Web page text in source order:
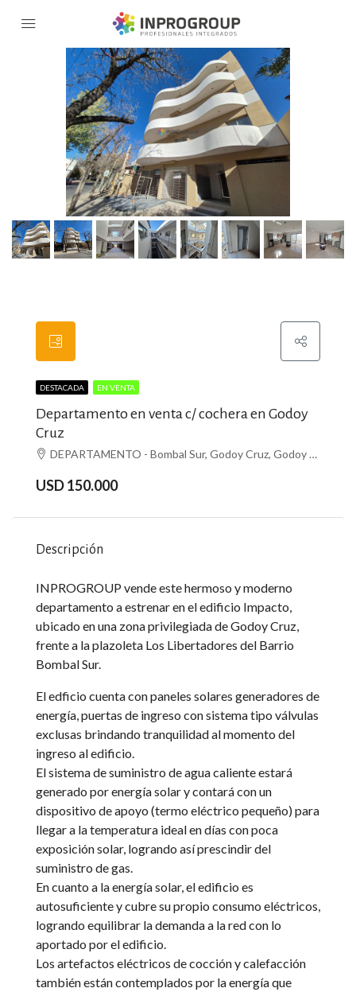
DESTACADA EN VENTA
Departamento en venta c/ cochera en Godoy
Cruz
DEPARTAMENTO - Bombal Sur, Godoy Cruz, Godoy Cruz
USD 150.000
Descripción
INPROGROUP vende este hermoso y moderno
departamento a estrenar en el edificio Impacto,
ubicado en una zona privilegiada de Godoy Cruz,
frente a la plazoleta Los Libertadores del Barrio
Bombal Sur.
El edficio cuenta con paneles solares generadores de
energía, puertas de ingreso con sistema tipo válvulas
exclusas brindando tranquilidad al momento del
ingreso al edificio.
El sistema de suministro de agua caliente estará
generado por energía solar y contará con un
dispositivo de apoyo (termo eléctrico pequeño) para
llegar a la temperatura ideal en días con poca
exposición solar, logrando así prescindir del
suministro de gas.
En cuanto a la energía solar, el edificio es
autosuficiente y cubre su propio consumo eléctricos,
logrando equilibrar la demanda a la red con lo
aportado por el edificio.
Los artefactos eléctricos de cocción y calefacción
también están contemplados por la energía que